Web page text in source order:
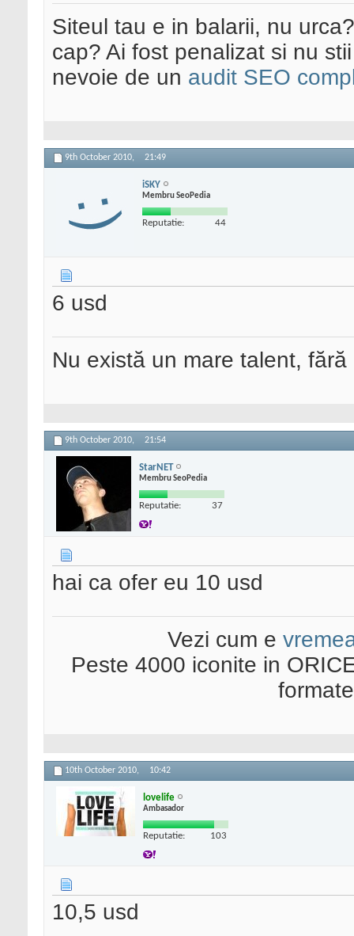
Siteul tau e in balarii, nu
cap? Ai fost penalizat si nu
nevoie de un audit SEO
9th October 2010, 21:49
iSKY
Membru SeoPedia
Reputatie: 44
6 usd
Nu există un mare talent,
9th October 2010, 21:54
StarNET
Membru SeoPedia
Reputatie: 37
hai ca ofer eu 10 usd
Vezi cum e
Peste 4000 iconite in
10th October 2010, 10:42
lovelife
Ambasador
Reputatie: 103
10,5 usd